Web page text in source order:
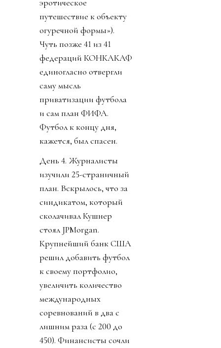
эротическое
путешествие к объекту
огуречной формы»).
Чуть позже 41 из 41
федераций КОНКАКАФ
единогласно отвергли
саму мысль
приватизации футбола
и сам план ФИФА.
Футбол к концу дня,
кажется, был спасен.
День 4. Журналисты
изучили 25-страничный
план. Вскрылось, что за
синдикатом, который
сколачивал Кушнер
стоял JPMorgan.
Крупнейший банк США
решил добавить футбол
к своему портфолио,
увеличить количество
международных
соревнований в два с
лишним раза (с 200 до
450). Финансисты сочли